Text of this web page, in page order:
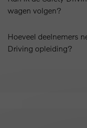
wagen volgen?
Hoeveel deelnemers
Driving opleiding?